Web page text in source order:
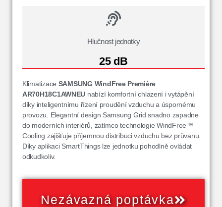
Hlučnost jednotky
25 dB
Klimatizace SAMSUNG WindFree Première
AR70H18C1AWNEU nabízí komfortní chlazení i vytápění
díky inteligentnímu řízení proudění vzduchu a úspornému
provozu. Elegantní design Samsung Grid snadno zapadne
do moderních interiérů, zatímco technologie WindFree™
Cooling zajišťuje příjemnou distribuci vzduchu bez průvanu.
Díky aplikaci SmartThings lze jednotku pohodlně ovládat
odkudkoliv.
Nezávazná poptávka